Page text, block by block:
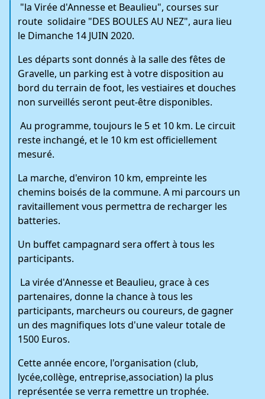
"la Virée d'Annesse et Beaulieu", courses sur
route solidaire "DES BOULES AU NEZ", aura lieu
le Dimanche 14 JUIN 2020.
Les départs sont donnés à la salle des fêtes de
Gravelle, un parking est à votre disposition au
bord du terrain de foot, les vestiaires et douches
non surveillés seront peut-être disponibles.
Au programme, toujours le 5 et 10 km. Le circuit
reste inchangé, et le 10 km est officiellement
mesuré.
La marche, d'environ 10 km, empreinte les
chemins boisés de la commune. A mi parcours un
ravitaillement vous permettra de recharger les
batteries.
Un buffet campagnard sera offert à tous les
participants.
La virée d'Annesse et Beaulieu, grace à ces
partenaires, donne la chance à tous les
participants, marcheurs ou coureurs, de gagner
un des magnifiques lots d'une valeur totale de
1500 Euros.
Cette année encore, l'organisation (club,
lycée,collège, entreprise,association) la plus
représentée se verra remettre un trophée.